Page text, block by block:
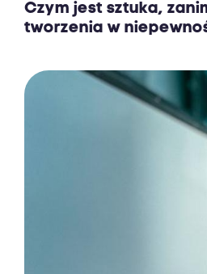
Czym jest sztuka,
tworzenia w